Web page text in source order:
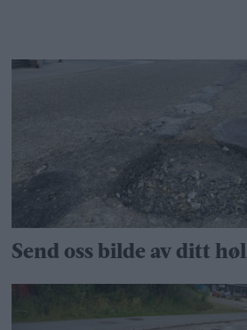
Send oss bilde av ditt høl